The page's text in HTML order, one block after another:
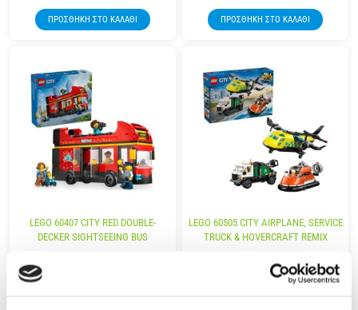
ΠΡΟΣΘΉΚΗ ΣΤΟ ΚΑΛΆΘΙ ΠΡΟΣΘΉΚΗ ΣΤΟ ΚΑΛΆΘΙ
LEGO 60407 CITY RED DOUBLE-
DECKER SIGHTSEEING BUS
LEGO 60505 CITY AIRPLANE, SERVICE
TRUCK & HOVERCRAFT REMIX
ΠΡΟΣΘΉΚΗ ΣΤΟ ΚΑΛΆΘΙ